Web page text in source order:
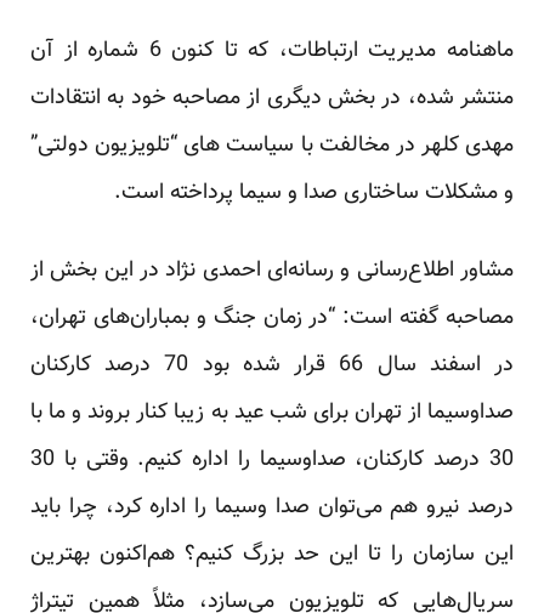
ماهنامه مدیریت ارتباطات، که تا کنون 6 شماره از آن
منتشر شده، در بخش دیگری از مصاحبه خود به انتقادات
مهدی کلهر در مخالفت با سیاست های “تلویزیون دولتی”
و مشکلات ساختاری صدا و سیما پرداخته است.
مشاور اطلاع‌رسانی و رسانه‌ای احمدی نژاد در این بخش از
مصاحبه گفته است: “در زمان جنگ و بمباران‌های تهران،
در اسفند سال 66 قرار شده بود 70 درصد کارکنان
صداوسیما از تهران برای شب عید به زیبا کنار بروند و ما با
30 درصد کارکنان، صداوسیما را اداره کنیم. وقتی با 30
درصد نیرو هم می‌توان صدا وسیما را اداره کرد، چرا باید
این سازمان را تا این حد بزرگ کنیم؟ هم‌اکنون بهترین
سریال‌هایی که تلویزیون می‌سازد، مثلاً همین تیتراژ